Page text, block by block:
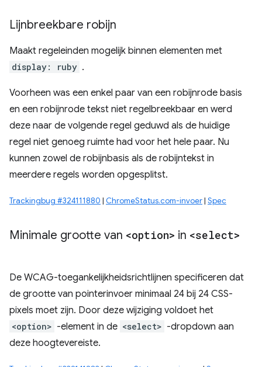
Lijnbreekbare robijn
Maakt regeleinden mogelijk binnen elementen met
display: ruby ​​.
Voorheen was een enkel paar van een robijnrode basis
en een robijnrode tekst niet regelbreekbaar en werd
deze naar de volgende regel geduwd als de huidige
regel niet genoeg ruimte had voor het hele paar. Nu
kunnen zowel de robijnbasis als de robijntekst in
meerdere regels worden opgesplitst.
Trackingbug #324111880 | ChromeStatus.com-invoer| Spec
Minimale grootte van <option> in <select>
De WCAG-toegankelijkheidsrichtlijnen specificeren dat
de grootte van pointerinvoer minimaal 24 bij 24 CSS-
pixels moet zijn. Door deze wijziging voldoet het
<option> -element in de <select> -dropdown aan
deze hoogtevereiste.